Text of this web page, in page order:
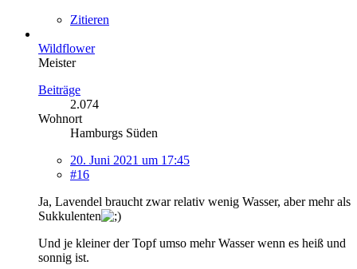
Zitieren
Wildflower
Meister
Beiträge
2.074
Wohnort
Hamburgs Süden
20. Juni 2021 um 17:45
#16
Ja, Lavendel braucht zwar relativ wenig Wasser, aber mehr als
Sukkulenten
Und je kleiner der Topf umso mehr Wasser wenn es heiß und
sonnig ist.